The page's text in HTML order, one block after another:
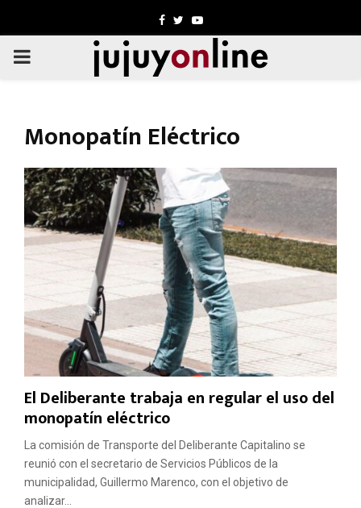
Facebook
TwitterYoutube
PRIMARY
Monopatín Eléctrico
El Deliberante trabaja en regular el uso del
monopatín eléctrico
La comisión de Transporte del Deliberante Capitalino se
reunió con el secretario de Servicios Públicos de la
municipalidad, Guillermo Marenco, con el objetivo de
analizar...